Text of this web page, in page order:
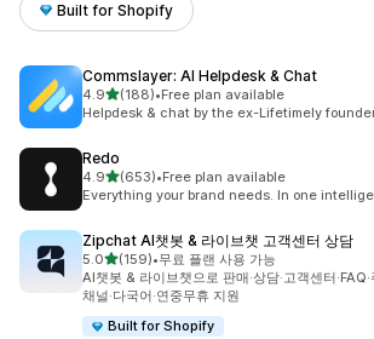
Built for Shopify
Commslayer: AI Helpdesk & Chat
4.9별 5개 중
(188)
총 리뷰 188개
•Free plan available
Helpdesk & chat by the ex-Lifetimely
Redo
4.9별 5개 중
(653)
총 리뷰 653개
•Free plan available
Everything your brand needs. In one
Zipchat AI챗봇 & 라이브챗 고객센터 상담
5.0별 5개 중
(159)
총 리뷰 159개
•무료 플랜 사용 가능
AI챗봇 & 라이브챗으로 판매·상담·고객센터
채널·다국어·연중무휴 지원
Built for Shopify